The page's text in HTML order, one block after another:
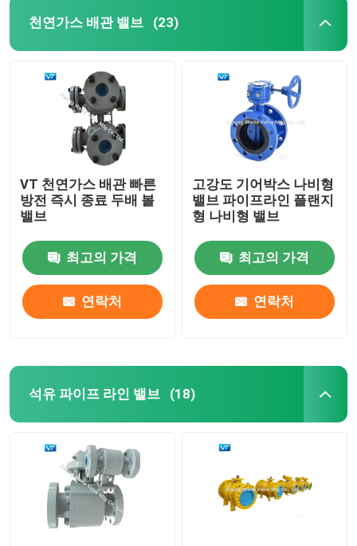
천연가스 배관 밸브 (23)
VT 천연가스 배관 빠른
방전 즉시 종료 두배 볼
밸브
최고의 가격
연락처
고강도 기어박스 나비형
밸브 파이프라인 플랜지
형 나비형 밸브
최고의 가격
연락처
석유 파이프 라인 밸브 (18)